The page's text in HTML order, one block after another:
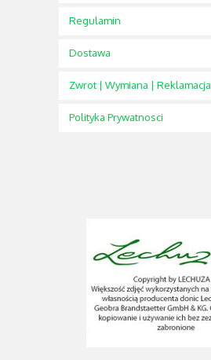
Regulamin
Dostawa
Zwrot | Wymiana | Reklamacja
Polityka Prywatnosci